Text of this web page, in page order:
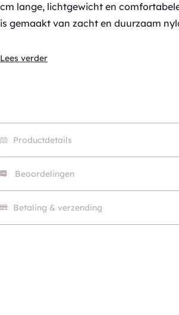
cm lange, lichtgewicht en
is gemaakt van zacht en duurzaam
Lees verder
Productdetails
Merk
Size
S, L
Kleur
Beoordelingen
Betaling & verzending